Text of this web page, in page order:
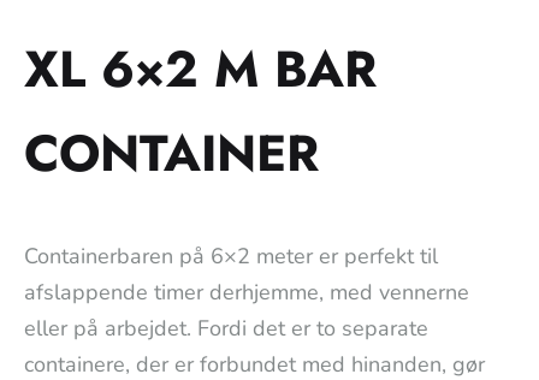
XL 6×2 M BAR
CONTAINER
Containerbaren på 6×2 meter er perfekt til
afslappende timer derhjemme, med vennerne
eller på arbejdet. Fordi det er to separate
containere, der er forbundet med hinanden, gør